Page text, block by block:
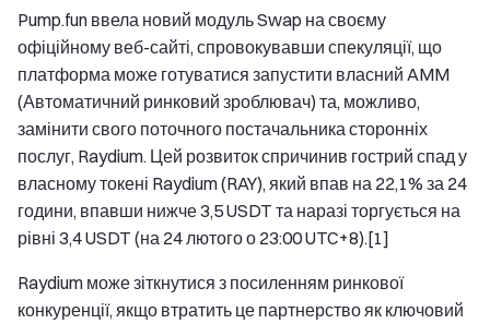
Pump.fun ввела новий модуль Swap на своєму
офіційному веб-сайті, спровокувавши спекуляції, що
платформа може готуватися запустити власний AMM
(Автоматичний ринковий зроблювач) та, можливо,
замінити свого поточного постачальника сторонніх
послуг, Raydium. Цей розвиток спричинив гострий спад у
власному токені Raydium (RAY), який впав на 22,1% за 24
години, впавши нижче 3,5 USDT та наразі торгується на
рівні 3,4 USDT (на 24 лютого о 23:00 UTC+8).[1]
Raydium може зіткнутися з посиленням ринкової
конкуренції, якщо втратить це партнерство як ключовий